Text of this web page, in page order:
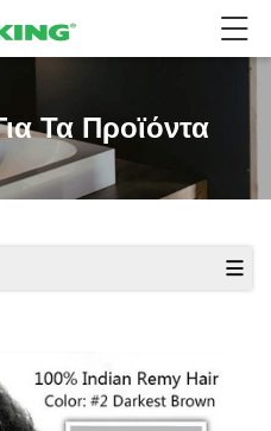
Τα Προϊόντα